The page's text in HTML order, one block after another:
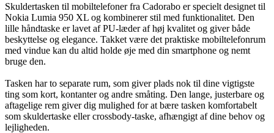
Skuldertasken til mobiltelefoner fra Cadorabo er specielt designet til
Nokia Lumia 950 XL og kombinerer stil med funktionalitet. Den
lille håndtaske er lavet af PU-læder af høj kvalitet og giver både
beskyttelse og elegance. Takket være det praktiske mobiltelefonrum
med vindue kan du altid holde øje med din smartphone og nemt
bruge den.
Tasken har to separate rum, som giver plads nok til dine vigtigste
ting som kort, kontanter og andre småting. Den lange, justerbare og
aftagelige rem giver dig mulighed for at bære tasken komfortabelt
som skuldertaske eller crossbody-taske, afhængigt af dine behov og
lejligheden.